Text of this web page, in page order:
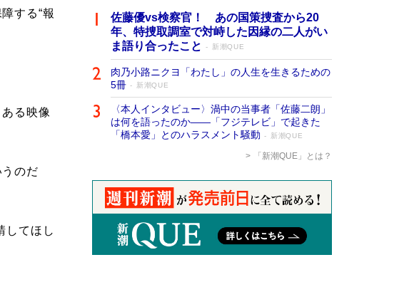
する“報
る映像
のだ
してほし
佐藤優vs検察官！ あの国策捜査から20
年、特捜取調室で対峙した因縁の二人がい
ま語り合ったこと
新潮QUE
肉乃小路ニクヨ「わたし」の人生を生きるための
5冊
新潮QUE
〈本人インタビュー〉渦中の当事者「佐藤二朗」
は何を語ったのか――「フジテレビ」で起きた
「橋本愛」とのハラスメント騒動
新潮QUE
「新潮QUE」とは？